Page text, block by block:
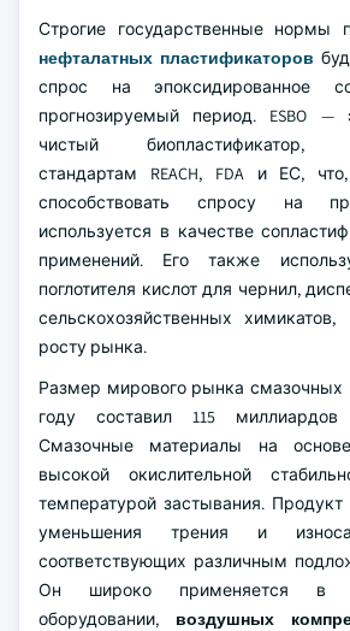
Строгие государственные нормы
нефталатных пластификаторов
спрос на эпоксидированное
прогнозируемый период. ESBO —
чистый биопластификатор,
стандартам REACH, FDA и ЕС,
способствовать спросу на
используется в качестве
применений. Его также
поглотителя кислот для чернил,
сельскохозяйственных химикатов,
росту рынка.
Размер мирового рынка смазочных
году составил 115
Смазочные материалы на
высокой окислительной
температурой застывания. Продукт
уменьшения трения и износа
соответствующих различным
Он широко применяется в
оборудовании, воздушных